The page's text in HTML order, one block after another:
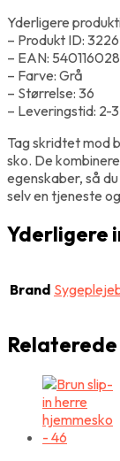
Yderligere
– Produkt ID:
– EAN:
– Farve: Grå
– Størrelse: 36
– Leveringstid: 2-
Tag skridtet mod
sko. De
egenskaber, så
selv en tjeneste
Yderligere
Brand